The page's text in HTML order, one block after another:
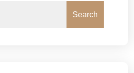
Search